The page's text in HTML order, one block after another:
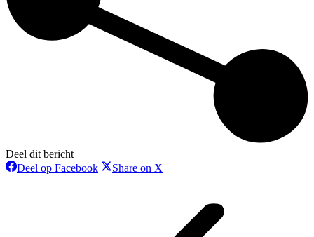
Deel dit bericht
Deel op FacebookDeelShare on X